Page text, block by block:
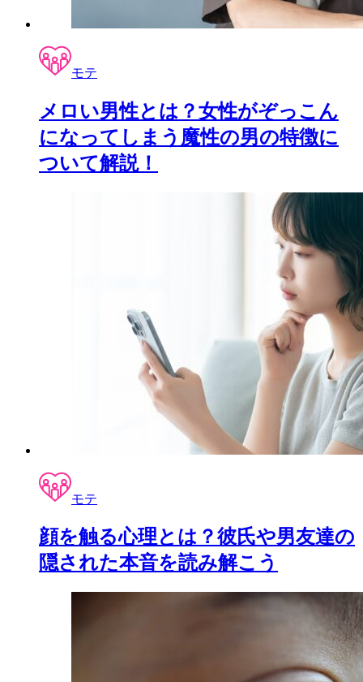
モテ
メロい男性とは？女性がぞっこん
になってしまう魔性の男の特徴に
ついて解説！
モテ
顔を触る心理とは？彼氏や男友達の
隠された本音を読み解こう